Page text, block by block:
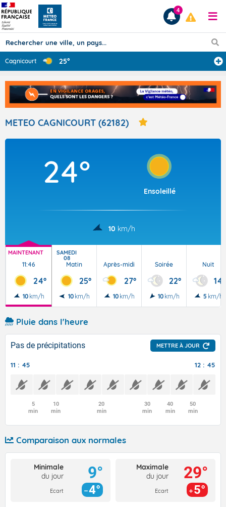
Prévisions
TOUS LES RÉSULTATS
Articles
4
Cagnicourt 25°
METEO CAGNICOURT (62182)
24°
Ensoleillé
10 km/h
MAINTENANT
11:46
24°
10 km/h
SAMEDI
08
Matin
25°
10 km/h
Après-midi
27°
10 km/h
Soirée
22°
10 km/h
Nuit
14°
5 km/h
Pluie dans l'heure
Pas de précipitations METTRE À JOUR
11 : 45 12 : 45
5
min
10
min
20
min
30
min
40
min
50
min
Comparaison aux normales
Minimale
du jour
Ecart
9°
4°
Maximale
du jour
Ecart
29°
5°